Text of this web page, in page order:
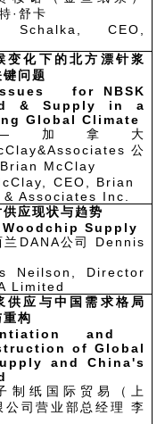
·舒卡
Schalka, CEO,
变化下的北方漂针浆
问题
for NBSK
& Supply in a
Global Climate
加拿大
公
McClay
CEO, Brian
& Associates Inc.
应现状与趋势
Supply
DANA公司 Dennis
Neilson, Director
Limited
供应与中国需求格局
重构
and
of Global
and China's
纸国际贸易（上
公司营业部总经理 李